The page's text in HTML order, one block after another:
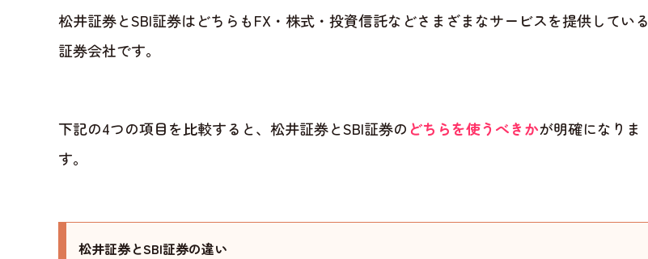
松井証券とSBI証券はどちらもFX・株式・投資信託などさまざまなサービスを提供している
証券会社です。
下記の4つの項目を比較すると、松井証券とSBI証券の どちらを使うべきかが明確になりま
す。
松井証券とSBI証券の違い